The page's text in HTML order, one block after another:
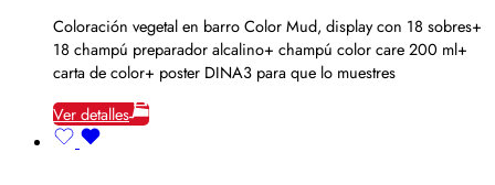
Coloración vegetal en barro Color Mud, display con 18 sobres+
18 champú preparador alcalino+ champú color care 200 ml+
carta de color+ poster DINA3 para que lo muestres
Ver detalles